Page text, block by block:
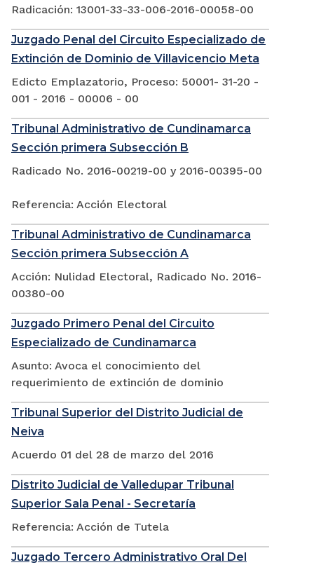
Radicación: 13001-33-33-006-2016-00058-00
Juzgado Penal del Circuito Especializado de
Extinción de Dominio de Villavicencio Meta
Edicto Emplazatorio, Proceso: 50001- 31-20 -
001 - 2016 - 00006 - 00
Tribunal Administrativo de Cundinamarca
Sección primera Subsección B
Radicado No. 2016-00219-00 y 2016-00395-00
Referencia: Acción Electoral
Tribunal Administrativo de Cundinamarca
Sección primera Subsección A
Acción: Nulidad Electoral, Radicado No. 2016-
00380-00
Juzgado Primero Penal del Circuito
Especializado de Cundinamarca
Asunto: Avoca el conocimiento del
requerimiento de extinción de dominio
Tribunal Superior del Distrito Judicial de
Neiva
Acuerdo 01 del 28 de marzo del 2016
Distrito Judicial de Valledupar Tribunal
Superior Sala Penal - Secretaría
Referencia: Acción de Tutela
Juzgado Tercero Administrativo Oral Del